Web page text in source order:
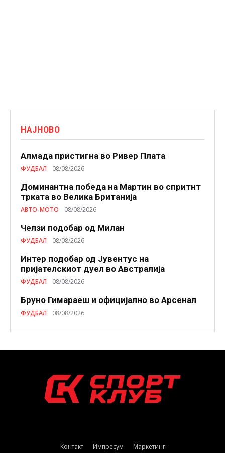
НАЈНОВО
Алмада пристигна во Ривер Плата
ФУДБАЛ 08/08/2026
Доминантна победа на Мартин во спритнт
трката во Велика Британија
АВТО-МОТО 08/08/2026
Челзи подобaр од Милан
ФУДБАЛ 08/08/2026
Интер подобар од Јувентус на
пријателскиот дуел во Австралија
ФУДБАЛ 08/08/2026
Бруно Гимараеш и официјално во Арсенал
ФУДБАЛ 08/08/2026
Контакт Импресум Маркетинг